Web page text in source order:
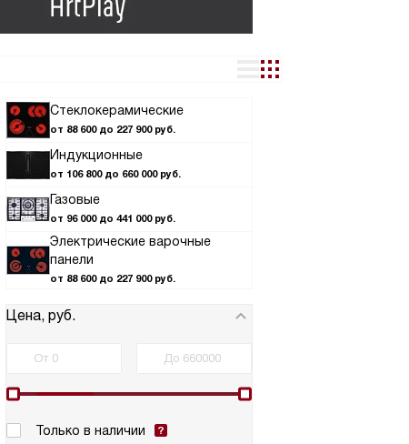
Стеклокерамические
от 88 600 до 227 900 руб.
Индукционные
от 106 800 до 660 000 руб.
Газовые
от 96 000 до 441 000 руб.
Электрические варочные
панели
от 88 600 до 227 900 руб.
Цена, руб.
Только в наличии